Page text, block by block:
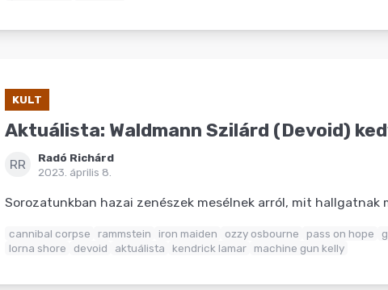
KULT
Aktuálista: Waldmann Szilárd (Devoid)
RR
Radó Richárd
2023. április 8.
Sorozatunkban hazai zenészek mesélnek arról, mit hallgatnak
cannibal corpse rammstein iron maiden ozzy osbourne pass on hope
lorna shore
devoid aktuálista kendrick lamar machine gun kelly